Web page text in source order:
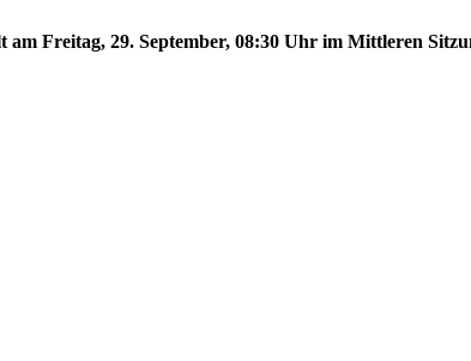
Freitag, 29. September, 08:30 Uhr im Mittleren